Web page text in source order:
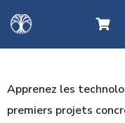
Apprenez les
premiers projets